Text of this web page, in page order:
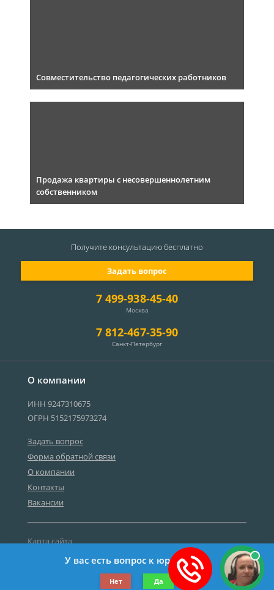
Совместительство педагогических работников
Продажа квартиры с несовершеннолетним
собственником
О компании
ИНН 9247310675
ОГРН 5152175973274
Задать вопрос
Форма обратной связи
О компании
Контакты
Вакансии
©2019-2026 Все права защищены.
Карта сайта
Политика персональных данных
7 499-938-45-40
Москва
7 812-467-35-90
Санкт-Петербург
Задать вопрос
Получите консультациюбесплатно
У вас есть вопрос к юристу?
Нет Да